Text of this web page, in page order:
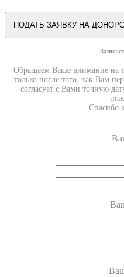
Обращаем Ваше внимание на
только после того, как Вам
согласует с Вами точную
Спасибо